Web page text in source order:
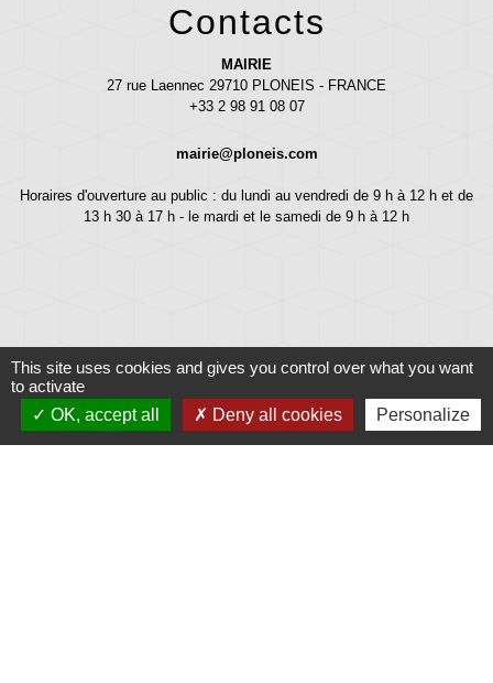
Contacts
MAIRIE
27 rue Laennec 29710 PLONEIS - FRANCE
+33 2 98 91 08 07
mairie@ploneis.com
Horaires d'ouverture au public : du lundi au vendredi de 9 h à 12 h et de
13 h 30 à 17 h - le mardi et le samedi de 9 h à 12 h
This site uses cookies and gives you control over what you want
to activate
OK, accept all
Deny all cookies Personalize